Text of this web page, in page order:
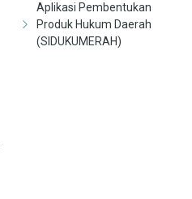
Aplikasi Pembentukan
Produk Hukum Daerah
(SIDUKUMERAH)